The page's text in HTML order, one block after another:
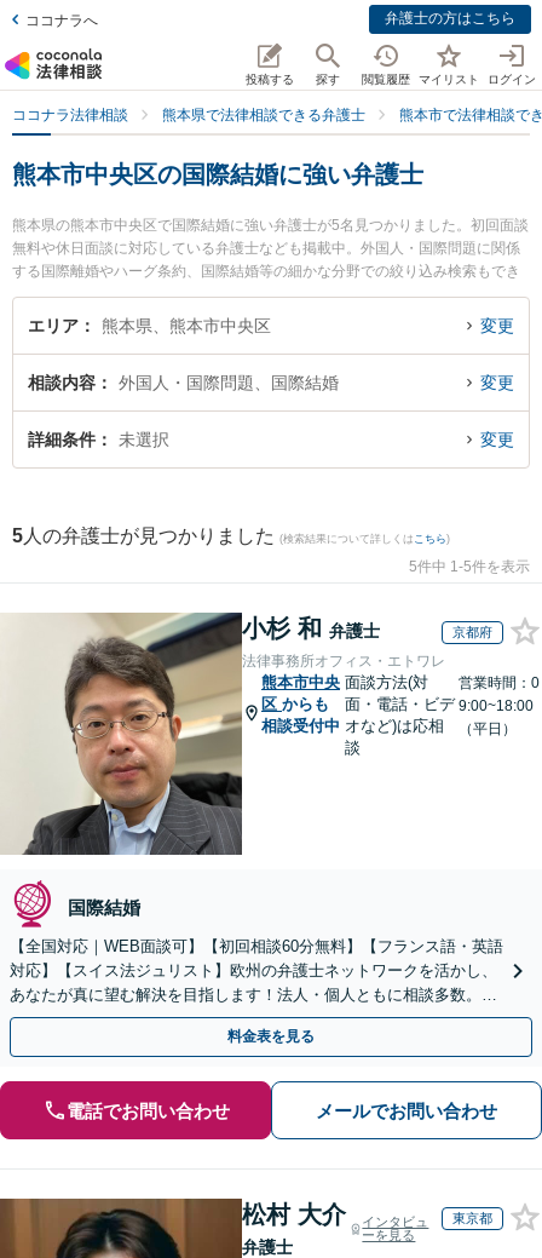
ココナラへ 弁護士の方はこちら
投稿する 探す 閲覧履歴 マイリスト ログイン
ココナラ法律相談 熊本県で法律相談できる弁護士 熊本市で法律相談で
熊本市中央区の国際結婚に強い弁護士
熊本県の熊本市中央区で国際結婚に強い弁護士が5名見つかりました。初回面談
無料や休日面談に対応している弁護士なども掲載中。外国人・国際問題に関係
する国際離婚やハーグ条約、国際結婚等の細かな分野での絞り込み検索もでき
便利です。特に春田法律事務所 熊本オフィスの井手 俊輔弁護士や熊本セントラ
ル法律事務所の木野 博徳弁護士、岡野法律事務所 熊本支店の長田 健汰弁護士
い』『国際結婚のトラブル解決の実績豊富な近くの弁護士を検索したい』『初
回相談無料で国際結婚を法律相談できる熊本市中央区内の弁護士に相談予約し
たい』などでお困りの相談者さんにおすすめです。
エリア 熊本県、熊本市中央区 変更
相談内容 外国人・国際問題、国際結婚 変更
詳細条件 未選択 変更
5 人の弁護士が見つかりました (検索結果について詳しくは こちら)
5件中 1-5件を表示
小杉 和 弁護士 京都府
法律事務所オフィス・エトワレ
熊本市中央
区 からも
相談受付中
面談方法(対
面・電話・ビデ
オなど)は応相
談
営業時間：0
9:00~18:00
（平日）
国際結婚
【全国対応｜WEB面談可】【初回相談60分無料】【フランス語・英語
対応】【スイス法ジュリスト】欧州の弁護士ネットワークを活かし、
あなたが真に望む解決を目指します！法人・個人ともに相談多数。細
やかな連絡と粘り強い交渉を徹底【休日・夜間相談可】
料金表を見る
電話でお問い合わせ メールでお問い合わせ
松村 大介
弁護士
インタビュ
ーを見る
東京都